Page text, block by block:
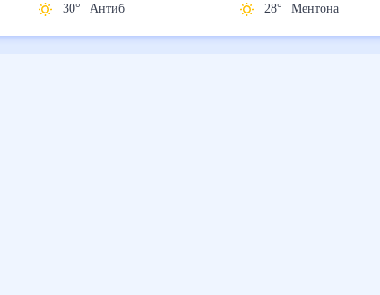
30° Антиб 28° Ментона